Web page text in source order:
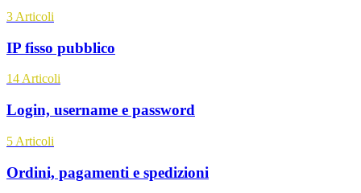
3 Articoli
IP fisso pubblico
14 Articoli
Login, username e password
5 Articoli
Ordini, pagamenti e spedizioni